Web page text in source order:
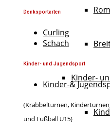
Kinder-
Denksportarten
Curling
Schach
Kinder- und Jugendsport
Kinder-&
(Krabbelturnen,
und Fußball U15)